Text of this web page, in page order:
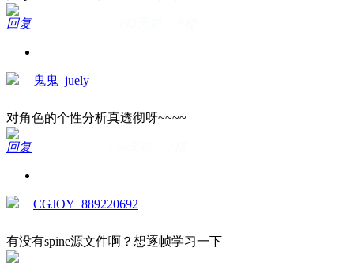
回复
鬼鬼_juely
对角色的个性分析真透彻呀~~~~
回复
CGJOY_889220692
有没有spine源文件啊？想逐帧学习一下